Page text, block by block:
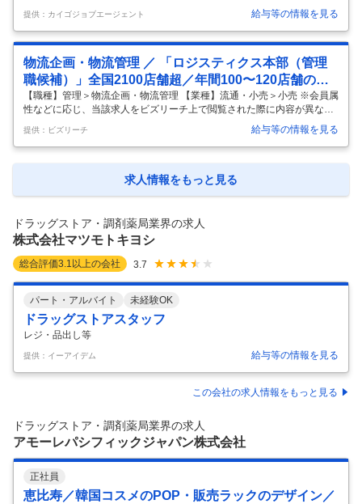
を築く仲間を募集します。 立ち上げメンバーとして、お客様をゼロから
開拓し、お店のファンを創っていく。 他では味わえない、大きなやりが
いと達成感を得られる貴重なチャンスです。 【業務内容】 ・営業活動
・相談・アセスメント・福祉用具の選定 ・福祉用具利用計画の作成 ・納
品・適合・取り扱いの説明 ・モニタリング 【お仕事の特徴】： 定年65
歳以上|住み込み寮完備※現在の募集状況を確認するには、「応募する」
ボタンから※ 【施設形態】： 福祉用具 【雇用形態】： 常勤 …
提供：カイゴジョブエージェント 給与等の情報を見る
物流企画・物流管理 ／ 「ロジスティクス本部（管理
職候補）」全国2100店舗超／年間100〜120店舗の新
規出店に伴う物流拠点の新設2.5兆円を目指す東証プラ
イムドラッグストアチェーン
【職種】管理＞物流企画・物流管理 【業種】流通・小売＞小売 ※会員属
性などに応じ、当該求人をビズリーチ上で閲覧された際に内容が異なる
場合があります 株式会社スギ薬局はドラッグストアの可能性を最大限に
活かした新しいチャレンジを行う東証プライム上場企業です。 超高齢社
会を迎えたわが国において、10年先を見据えた事業展開に注力しており
ます。 健康維持やセルフメディケーション等の予防・未病の段階での
様々な取り組みを始め、処方せん調剤から在宅医療まで、地域の方々へ
がいる、地域 …
提供：ビズリーチ 給与等の情報を見る
求人情報をもっと見る
ドラッグストア・調剤薬局業界の求人
株式会社マツモトキヨシ
総合評価3.1 以上の会社 3.7
パート・アルバイト 未経験OK
ドラッグストアスタッフ
レジ・品出し等
提供：イーアイデム 給与等の情報を見る
この会社の求人情報をもっと見る
ドラッグストア・調剤薬局業界の求人
アモーレパシフィックジャパン株式会社
正社員
恵比寿／韓国コスメのPOP・販売ラックのデザイン／